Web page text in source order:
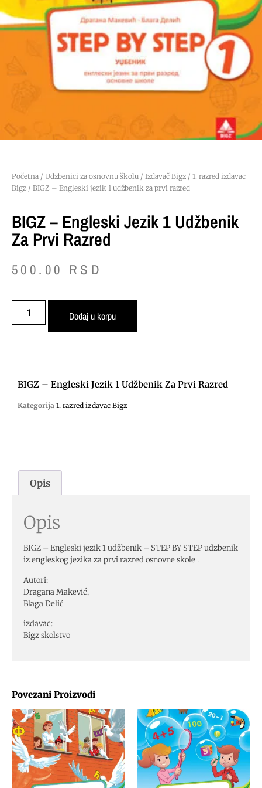
Početna / Udzbenici za osnovnu školu / Izdavač Bigz / 1. razred izdavac
Bigz / BIGZ – Engleski jezik 1 udžbenik za prvi razred
BIGZ – Engleski Jezik 1 Udžbenik
Za Prvi Razred
500.00 RSD
Dodaj u korpu
Povezani Proizvodi
BIGZ – Engleski Jezik 1 Udžbenik Za Prvi Razred
Kategorija 1. razred izdavac Bigz
Opis
Opis
BIGZ – Engleski jezik 1 udžbenik – STEP BY STEP udzbenik
iz engleskog jezika za prvi razred osnovne skole .
Autori:
Dragana Makević,
Blaga Delić
izdavac:
Bigz skolstvo